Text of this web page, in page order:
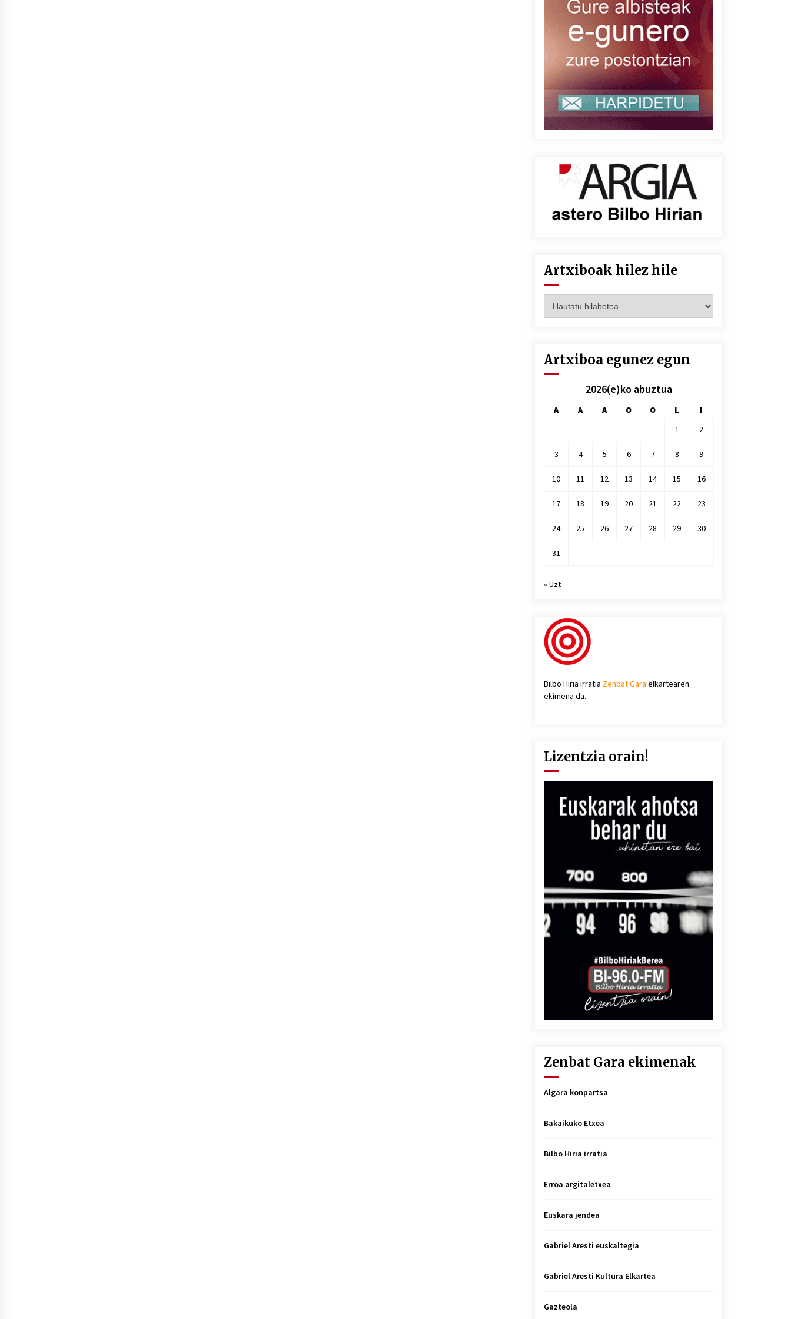
Artxiboak hilez hile
hilez
Artxiboa egunez egun
2026(e)ko abuztua
A A A O O L
I
1
2
3 4 5 6 7 8 9
10 11 12 13 14 15 16
17 18 19 20 21 22 23
24 25 26 27 28 29 30
31
« Uzt
Bilbo Hiria irratia Zenbat Gara elkartearen
ekimena da.
Lizentzia orain!
Zenbat Gara ekimenak
Algara konpartsa
Bakaikuko Etxea
Bilbo Hiria irratia
Erroa argitaletxea
Euskara jendea
Gabriel Aresti euskaltegia
Gabriel Aresti Kultura Elkartea
Gazteola